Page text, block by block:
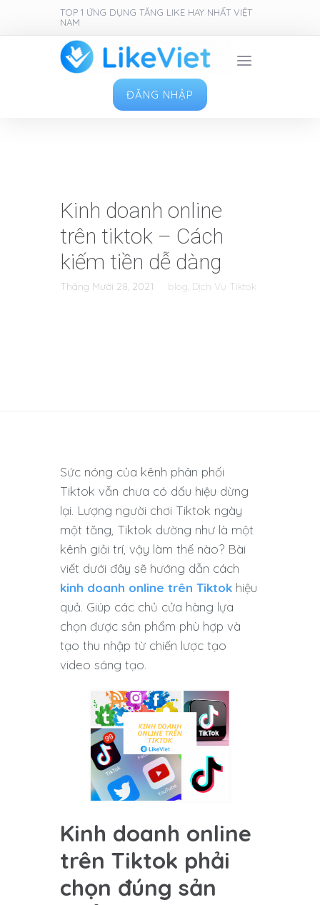
TOP 1 ỨNG DỤNG TĂNG LIKE HAY NHẤT VIỆT
NAM
ĐĂNG NHẬP
Kinh doanh online
trên tiktok – Cách
kiếm tiền dễ dàng
Tháng Mười 28, 2021 blog, Dịch Vụ Tiktok
Sức nóng của kênh phân phối
Tiktok vẫn chưa có dấu hiệu dừng
lại. Lượng người chơi Tiktok ngày
một tăng, Tiktok dường như là một
kênh giải trí, vậy làm thế nào? Bài
viết dưới đây sẽ hướng dẫn cách
kinh doanh online trên Tiktok hiệu
quả. Giúp các chủ cửa hàng lựa
chọn được sản phẩm phù hợp và
tạo thu nhập từ chiến lược tạo
video sáng tạo.
Kinh doanh online
trên Tiktok phải
chọn đúng sản